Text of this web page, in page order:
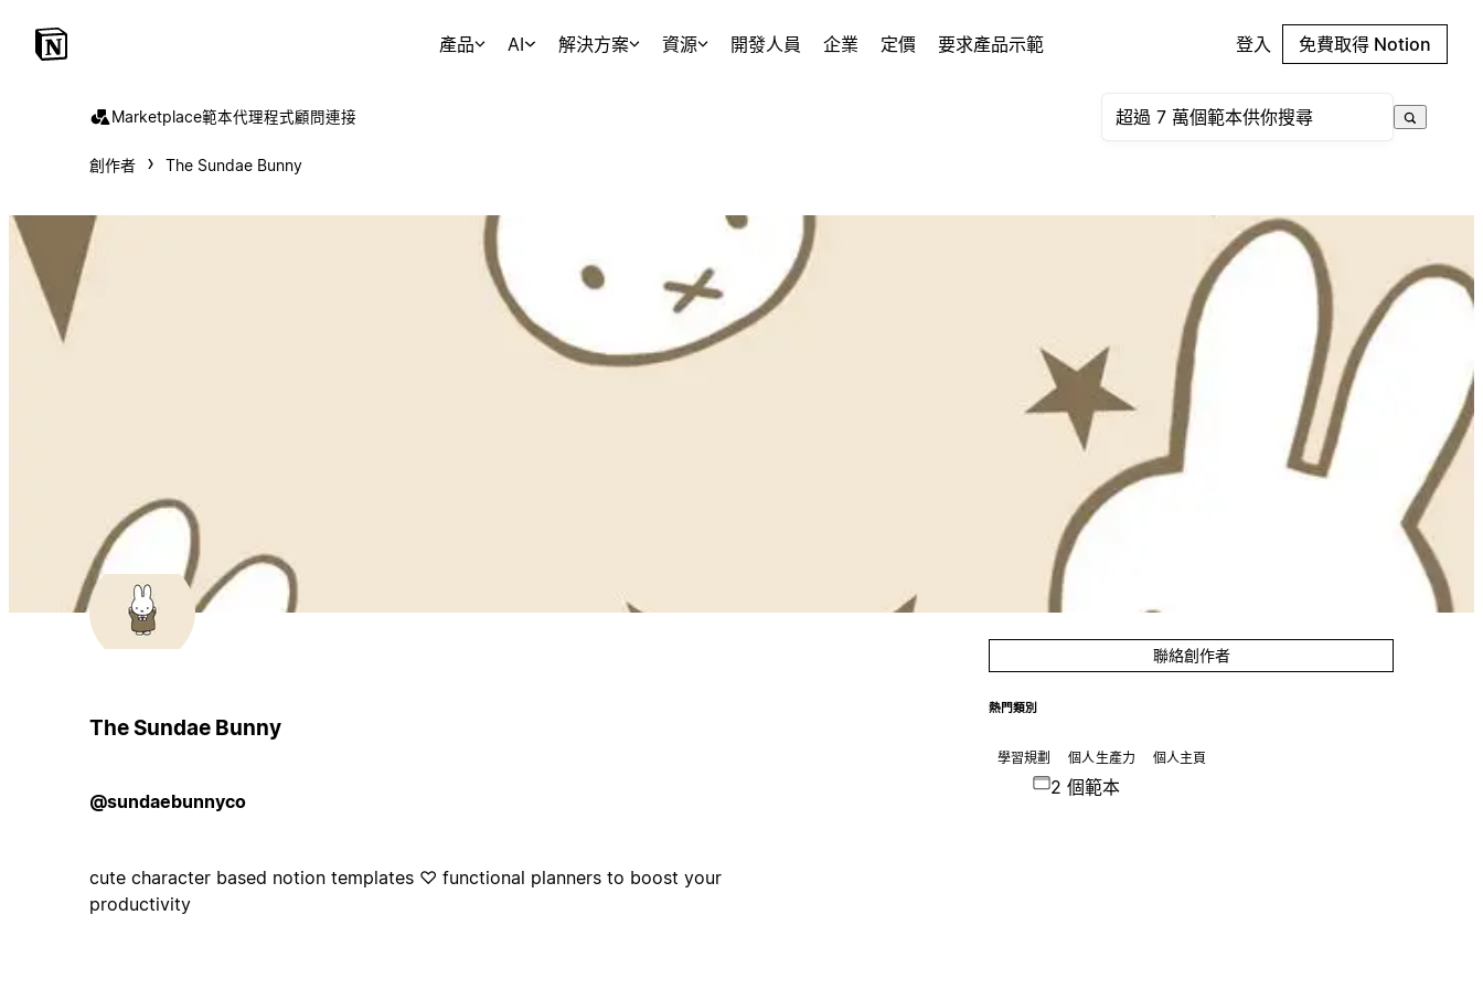
產品 AI 解決方案 資源 開發人員 企業 定價 要求產品示範 登入 免費取得 Notion
Marketplace範本代理程式顧問連接
創作者 The Sundae Bunny
The Sundae Bunny
@sundaebunnyco
cute character based notion templates ♡ functional planners to boost your
productivity
聯絡創作者
熱門類別
學習規劃 個人生產力 個人主頁
2 個範本